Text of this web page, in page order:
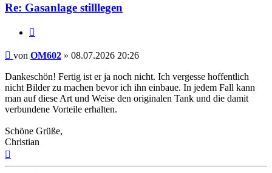
Re: Gasanlage stilllegen
Beitrag
von OM602 » 08.07.2026 20:26
Dankeschön! Fertig ist er ja noch nicht. Ich vergesse hoffentlich
nicht Bilder zu machen bevor ich ihn einbaue. In jedem Fall kann
man auf diese Art und Weise den originalen Tank und die damit
verbundene Vorteile erhalten.
Schöne Grüße,
Christian
oben